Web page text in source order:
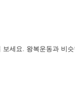
세요. 왕복운동과 비